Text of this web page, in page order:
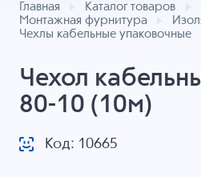
Главная
Каталог товаров
Монтажная фурнитура
Чехлы кабельные упаковочные
Чехол
80-10 (10м)
Код: 10665